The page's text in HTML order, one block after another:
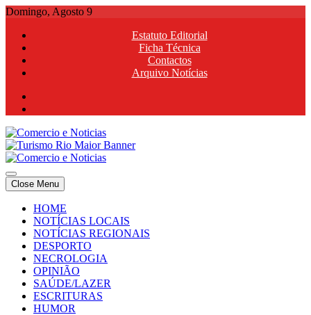
Skip
content
Domingo, Agosto 9
Estatuto Editorial
Ficha Técnica
Contactos
Arquivo Notícias
Comercio e Noticias
Notícias e Publicidade Online
Comercio e Noticias
Notícias e Publicidade Online
Close Menu
HOME
NOTÍCIAS LOCAIS
NOTÍCIAS REGIONAIS
DESPORTO
NECROLOGIA
OPINIÃO
SAÚDE/LAZER
ESCRITURAS
HUMOR